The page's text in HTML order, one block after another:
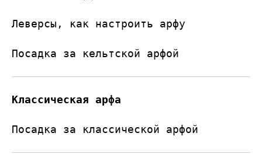
Леверсы, как настроить арфу
Посадка за кельтской арфой
Классическая арфа
Посадка за классической арфой